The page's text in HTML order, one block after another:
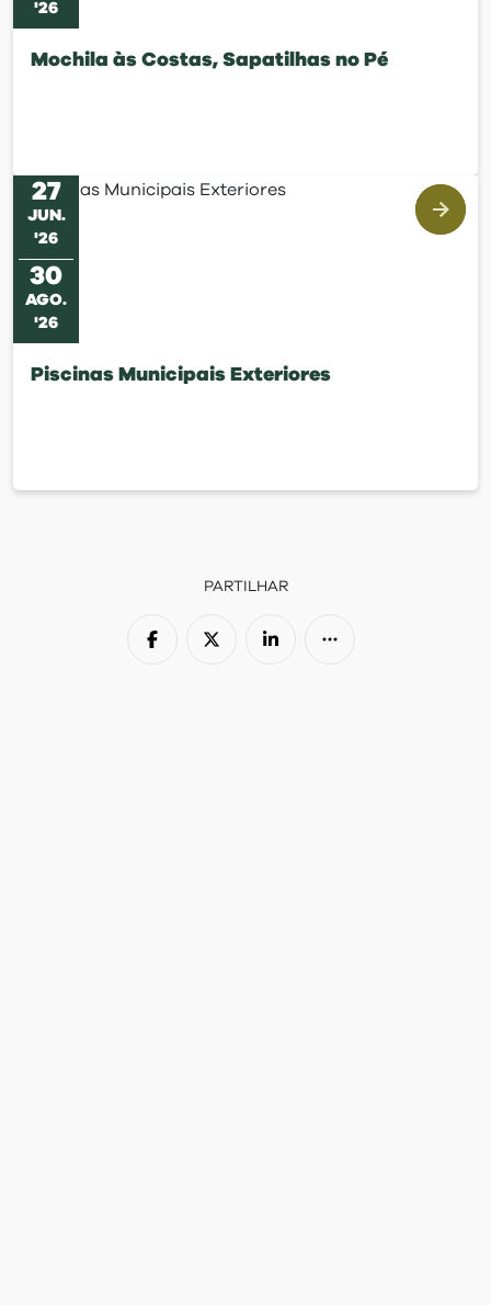
'26
Mochila às Costas, Sapatilhas no Pé
27
JUN .
'26
30
AGO.
'26
Piscinas Municipais Exteriores
PARTILHAR